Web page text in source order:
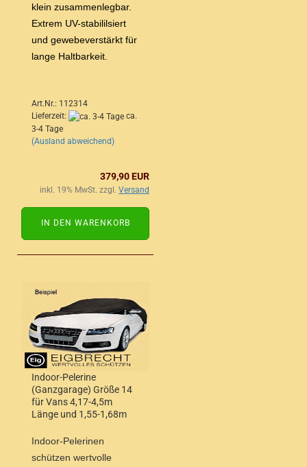
klein zusammenlegbar.
Extrem UV-stabililsiert
und gewebeverstärkt für
lange Haltbarkeit.
Art.Nr.: 112314
Lieferzeit:
ca.
3-4 Tage
(Ausland abweichend)
379,90 EUR
inkl. 19% MwSt. zzgl. Versand
IN DEN WARENKORB
Indoor-Pelerine
(Ganzgarage) Größe 14
für Vans 4,17-4,5m
Länge und 1,55-1,68m
Indoor-Pelerinen
schützen wertvolle